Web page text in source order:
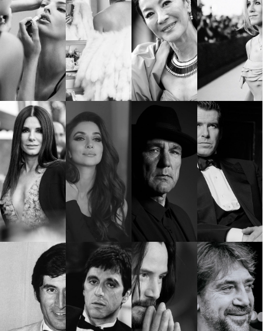
Wine&Dine
Подкасти
Мода
Dialogue
Изкуство
Красота
Цветно
Гурме
Пътувай
Wellness
Условия за
ползване
За нас
Реклама
Политика за
поверителност
ModerenDom
СЛЕДВАЙТЕ НИ
Facebook Instagram Twitter
Pinterest
YouTube
Spotify Soundcloud
Ако нашият сайт ви харесва, можете да се абонирате за
седмичния ни нюзлетър тук:
© 2026, HighViewArt | Всички права запазени